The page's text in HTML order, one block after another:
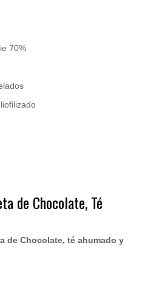
70%
de Chocolate, Té
de Chocolate, té ahumado y